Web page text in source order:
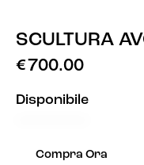
SCULTURA
€700.00
Disponibile
Compra Ora